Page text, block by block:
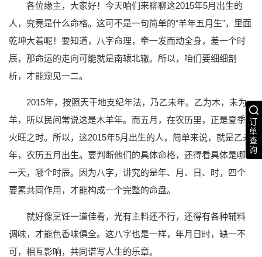
订
单
查
询
各位缘主，大家好！今天咱们来聊聊这2015年5月出生的
人，究竟是什么命格。这可不是一句简单的“羊年五月生”，里面
乾坤大着呢！要知道，八字命理，牵一发而动全身，差一个时
辰，那命运的走向可能就是南辕北辙。所以，咱们要细细剖
析，才能窥见一二。
2015年，按照天干地支纪年法，乃乙未年。乙为木，未为
羊，所以民间常说这是木羊年。而五月，在农历里，正是夏季
火旺之时。所以，这2015年5月出生的人，简单来说，就是乙未
年，农历五月出生。要判断他们的具体命格，还得看具体是哪
一天，哪个时辰。因为八字，讲究的是年、月、日、时，四个
要素共同作用，才能构成一个完整的命盘。
就好像烹饪一道佳肴，光有主料还不行，还得有各种辅料
调味，才能色香味俱全。这八字也是一样，年月日时，缺一不
可，相互影响，共同谱写人生的乐章。